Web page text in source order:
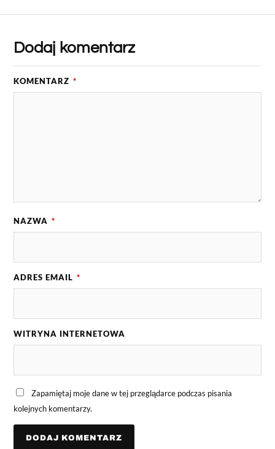
Dodaj komentarz
KOMENTARZ *
NAZWA *
ADRES EMAIL *
WITRYNA INTERNETOWA
Zapamiętaj moje dane w tej przeglądarce podczas pisania
kolejnych komentarzy.